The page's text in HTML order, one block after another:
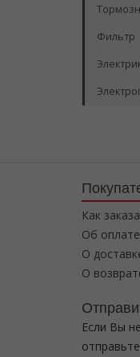
Фильтр
Как
Об оплате
О
О
Если Вы